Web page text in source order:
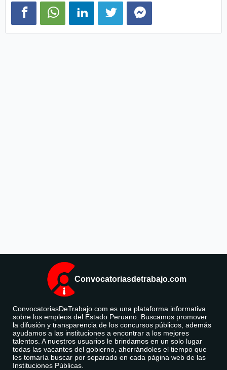
Convocatoriasdetrabajo.com
ConvocatoriasDeTrabajo.com es una plataforma informativa
sobre los empleos del Estado Peruano. Buscamos promover
la difusión y transparencia de los concursos públicos, además
ayudamos a las instituciones a encontrar a los mejores
talentos. A nuestros usuarios le brindamos en un solo lugar
todas las vacantes del gobierno, ahorrándoles el tiempo que
les tomaría buscar por separado en cada página web de las
Instituciones Públicas.